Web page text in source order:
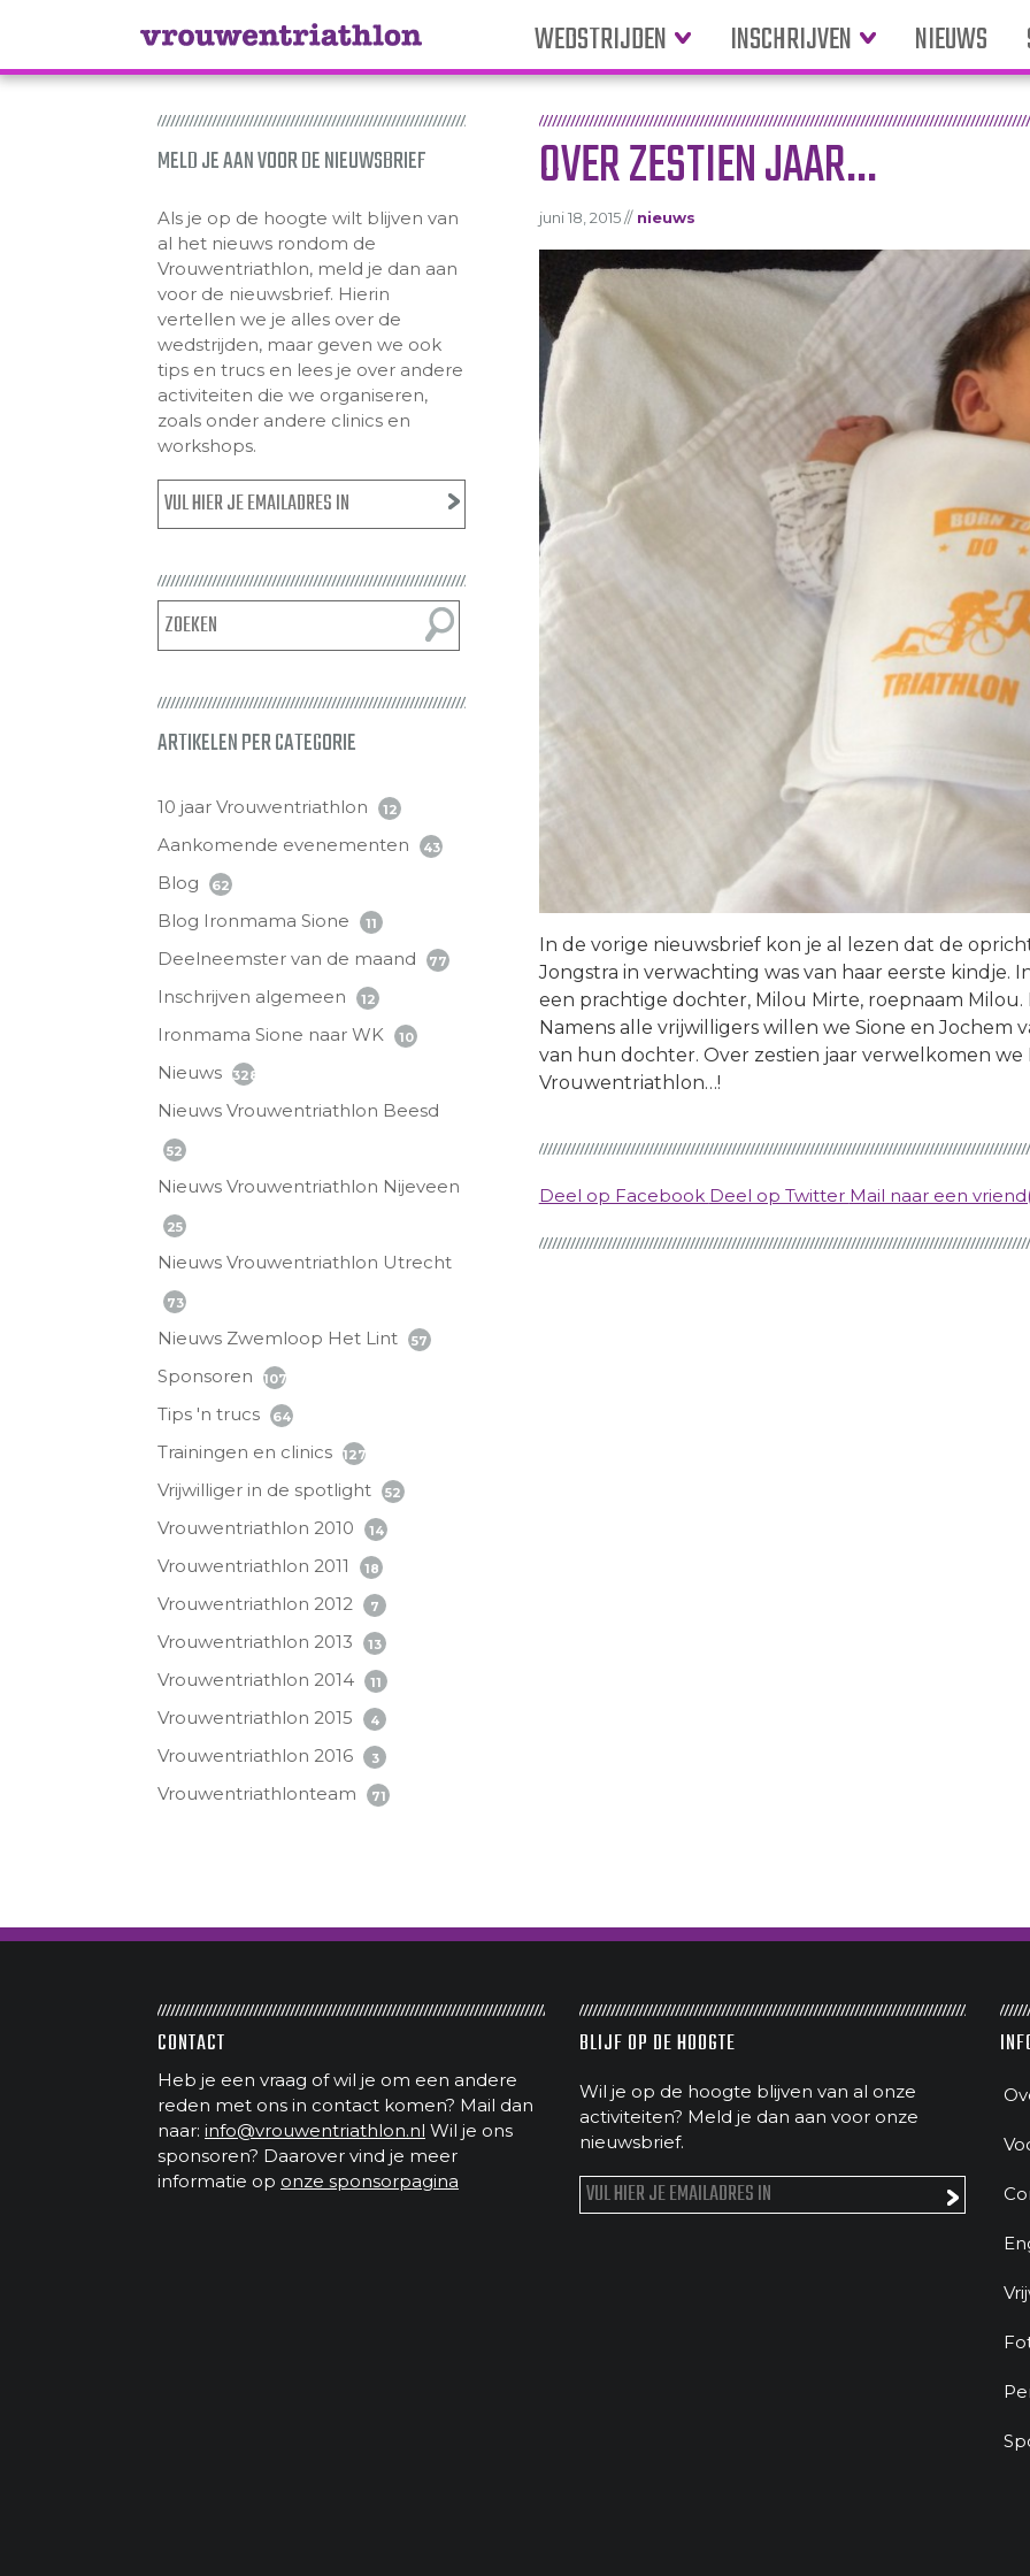
WEDSTRIJDEN INSCHRIJVEN NIEUWS
MELD JE AAN VOOR DE NIEUWSBRIEF
Als je op de hoogte wilt blijven van
al het nieuws rondom de
Vrouwentriathlon, meld je dan aan
voor de nieuwsbrief. Hierin
vertellen we je alles over de
wedstrijden, maar geven we ook
tips en trucs en lees je over andere
activiteiten die we organiseren,
zoals onder andere clinics en
workshops.
ARTIKELEN PER CATEGORIE
10 jaar Vrouwentriathlon 12
Aankomende evenementen 43
Blog 62
Blog Ironmama Sione 11
Deelneemster van de maand 77
Inschrijven algemeen 12
Ironmama Sione naar WK 10
Nieuws 328
Nieuws Vrouwentriathlon Beesd
52
Nieuws Vrouwentriathlon Nijeveen
25
Nieuws Vrouwentriathlon Utrecht
73
Nieuws Zwemloop Het Lint 57
Sponsoren 107
Tips 'n trucs 64
Trainingen en clinics 127
Vrijwilliger in de spotlight 52
Vrouwentriathlon 2010 14
Vrouwentriathlon 2011 18
Vrouwentriathlon 2012 7
Vrouwentriathlon 2013 13
Vrouwentriathlon 2014 11
Vrouwentriathlon 2015 4
Vrouwentriathlon 2016 3
Vrouwentriathlonteam 71
OVER ZESTIEN JAAR…
juni 18, 2015 // nieuws
In de vorige nieuwsbrief kon je al lezen dat de
Jongstra in verwachting was van haar eerste kindje.
een prachtige dochter, Milou Mirte, roepnaam
Namens alle vrijwilligers willen we Sione en
van hun dochter. Over zestien jaar verwelkomen we
Vrouwentriathlon…!
Deel op Facebook Deel op Twitter Mail naar een
CONTACT
Heb je een vraag of wil je om een andere
reden met ons in contact komen? Mail dan
naar: info@vrouwentriathlon.nl Wil je ons
sponsoren? Daarover vind je meer
informatie op onze sponsorpagina
BLIJF OP DE HOOGTE
Wil je op de hoogte blijven van al onze
activiteiten? Meld je dan aan voor onze
nieuwsbrief.